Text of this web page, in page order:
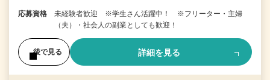
応募資格
未経験者歓迎 ※学生さん活躍中！ ※フリーター・主婦
（夫）・社会人の副業としても歓迎！
後で見る 詳細を見る